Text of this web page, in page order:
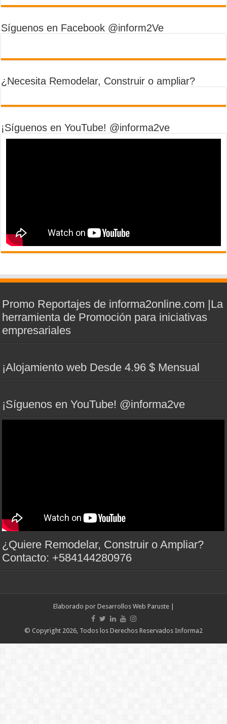
Síguenos en Facebook @inform2Ve
¿Necesita Remodelar, Construir o ampliar?
¡Síguenos en YouTube! @informa2ve
Promo Reportajes de informa2online.com |La
herramienta de Promoción para iniciativas
empresariales
¡Alojamiento web Desde 4.96 $ Mensual
¡Síguenos en YouTube! @informa2ve
¿Quiere Remodelar, Construir o Ampliar?
Contacto: +584144280976
Elaborado por Desarrollos Web Paruste|
© Copyright 2026, Todos los Derechos Reservados Informa2